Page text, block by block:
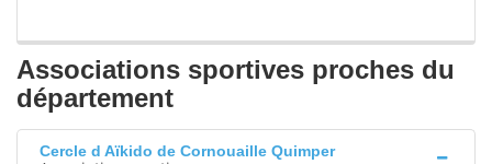
Associations sportives proches du
département
Cercle d Aïkido de Cornouaille Quimper